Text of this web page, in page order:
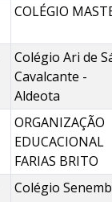
COLÉGIO
Colégio Ari de
Cavalcante -
Aldeota
ORGANIZAÇÃO
EDUCACIONAL
FARIAS BRITO
Colégio